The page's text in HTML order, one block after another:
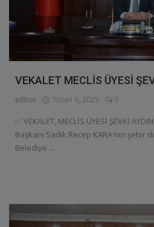
VEKALET MECLİS ÜYESİ
editor Nisan 9, 2025 0
✅ VEKALET, MECLİS ÜYESİ ŞEVKİ
Başkanı Sadık Recep KARA'nın şehir
Belediye ...